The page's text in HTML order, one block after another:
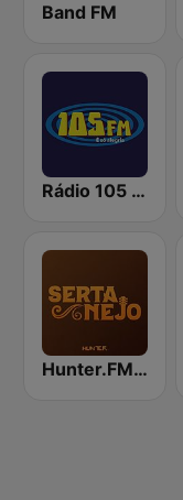
Band FM
Rádio 105 FM
Hunter.FM - Sertanejo